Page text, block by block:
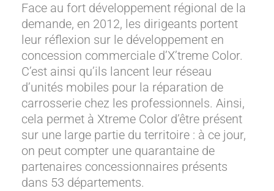
Face au fort développement régional de la
demande, en 2012, les dirigeants portent
leur réflexion sur le développement en
concession commerciale d’X’treme Color.
C’est ainsi qu’ils lancent leur réseau
d’unités mobiles pour la réparation de
carrosserie chez les professionnels. Ainsi,
cela permet à Xtreme Color d’être présent
sur une large partie du territoire : à ce jour,
on peut compter une quarantaine de
partenaires concessionnaires présents
dans 53 départements.